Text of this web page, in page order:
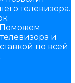
телевизора.
Поможем
и
по всей